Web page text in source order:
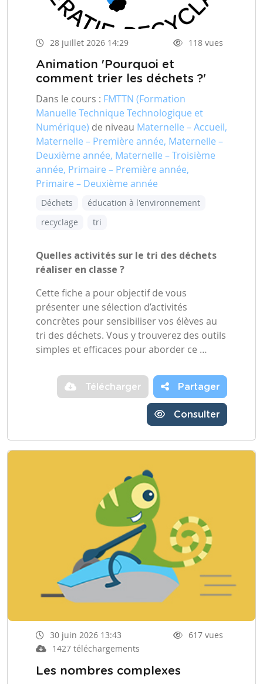
28 juillet 2026 14:29 118 vues
Animation 'Pourquoi et
comment trier les déchets ?'
Dans le cours : FMTTN (Formation
Manuelle Technique Technologique et
Numérique) de niveau Maternelle – Accueil,
Maternelle – Première année, Maternelle –
Deuxième année, Maternelle – Troisième
année, Primaire – Première année,
Primaire – Deuxième année
Déchets
éducation à l'environnement
recyclage
tri
Quelles activités sur le tri des déchets
réaliser en classe ?
Cette fiche a pour objectif de vous
présenter une sélection d’activités
concrètes pour sensibiliser vos élèves au
tri des déchets. Vous y trouverez des outils
simples et efficaces pour aborder ce …
Télécharger Partager
Consulter
30 juin 2026 13:43
617 vues
1427 téléchargements
Les nombres complexes